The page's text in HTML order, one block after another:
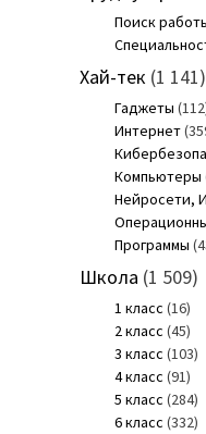
Поиск
Хай-тек (1 141)
Гаджеты
Интернет
Компьютеры
Нейросети,
Программы
Школа (1 509)
1 класс (16)
2 класс (45)
3 класс (103)
4 класс (91)
5 класс (284)
6 класс (332)